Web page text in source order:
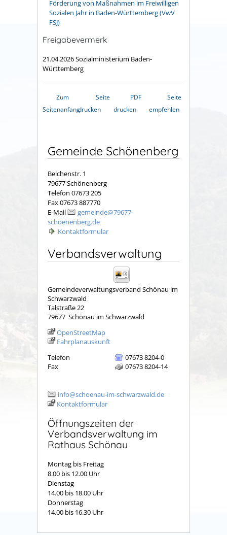
Förderung von Maßnahmen im Freiwilligen
Sozialen Jahr in Baden-Württemberg (VwV
FSJ)
Freigabevermerk
21.04.2026 Sozialministerium Baden-
Württemberg
Zum
Seitenanfang
Seite
drucken
PDF
drucken
Seite
empfehlen
Gemeinde Schönenberg
Belchenstr. 1
79677 Schönenberg
Telefon 07673 205
Fax 07673 887770
E-Mail
gemeinde@79677-
schoenenberg.de
Kontaktformular
Verbandsverwaltung
Gemeindeverwaltungsverband Schönau im
Schwarzwald
Talstraße 22
79677 Schönau im Schwarzwald
OpenStreetMap
Fahrplanauskunft
Telefon
07673 8204-0
Fax
07673 8204-14
info@schoenau-im-schwarzwald.de
Kontaktformular
Öffnungszeiten der
Verbandsverwaltung im
Rathaus Schönau
Montag bis Freitag
8.00 bis 12.00 Uhr
Dienstag
14.00 bis 18.00 Uhr
Donnerstag
14.00 bis 16.30 Uhr